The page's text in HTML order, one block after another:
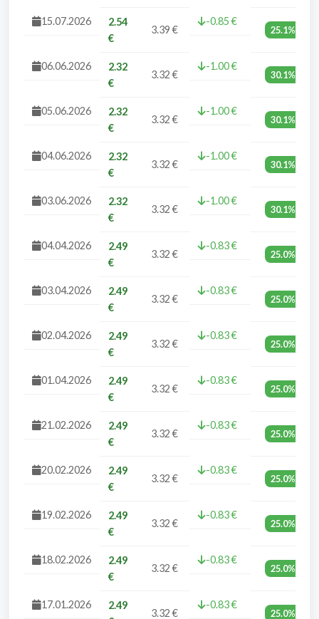
15.07.2026
2.54
€
3.39 €
-0.85 €
25.1%
06.06.2026
2.32
€
3.32 €
-1.00 €
30.1%
05.06.2026
2.32
€
3.32 €
-1.00 €
30.1%
04.06.2026
2.32
€
3.32 €
-1.00 €
30.1%
03.06.2026
2.32
€
3.32 €
-1.00 €
30.1%
04.04.2026
2.49
€
3.32 €
-0.83 €
25.0%
03.04.2026
2.49
€
3.32 €
-0.83 €
25.0%
02.04.2026
2.49
€
3.32 €
-0.83 €
25.0%
01.04.2026
2.49
€
3.32 €
-0.83 €
25.0%
21.02.2026
2.49
€
3.32 €
-0.83 €
25.0%
20.02.2026
2.49
€
3.32 €
-0.83 €
25.0%
19.02.2026
2.49
€
3.32 €
-0.83 €
25.0%
18.02.2026
2.49
€
3.32 €
-0.83 €
25.0%
17.01.2026
2.49
3.32 €
-0.83 €
25.0%